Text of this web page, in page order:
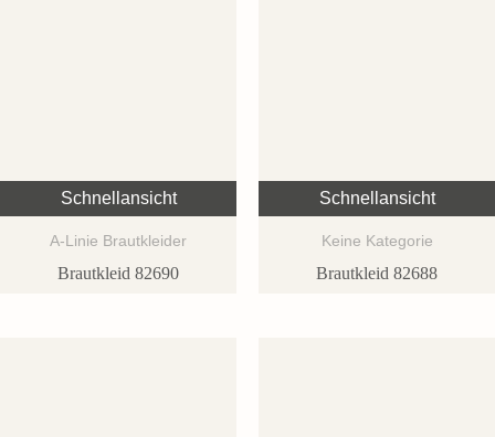
Schnellansicht
A-Linie Brautkleider
Brautkleid 82690
Schnellansicht
Keine Kategorie
Brautkleid 82688